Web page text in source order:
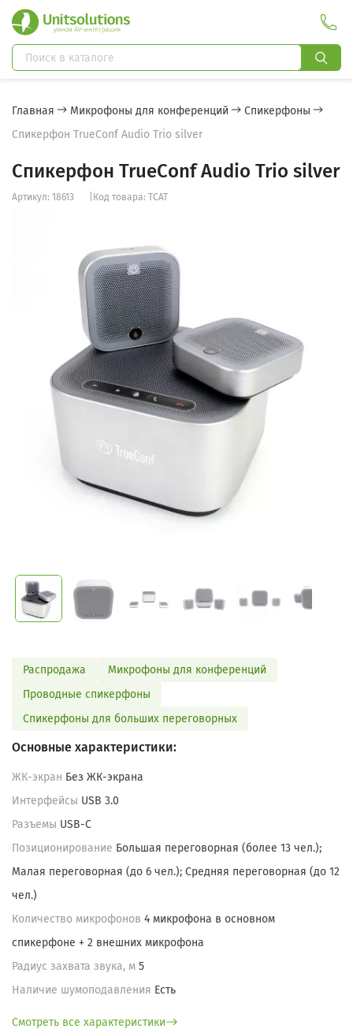
Главная Микрофоны для конференций
Спикерфоны
Спикерфон TrueConf Audio Trio silver
Спикерфон TrueConf Audio Trio silver
Артикул: 18613 Код товара: TCAT
Распродажа
Микрофоны для конференций
Проводные спикерфоны
Спикерфоны для больших переговорных
Основные характеристики:
ЖК-экран Без ЖК-экрана
Интерфейсы USB 3.0
Разъемы USB-C
Позиционирование Большая переговорная (более 13 чел.);
Малая переговорная (до 6 чел.); Средняя переговорная (до 12
чел.)
Количество микрофонов 4 микрофона в основном
спикерфоне + 2 внешних микрофона
Радиус захвата звука, м 5
Наличие шумоподавления Есть
Смотреть все характеристики